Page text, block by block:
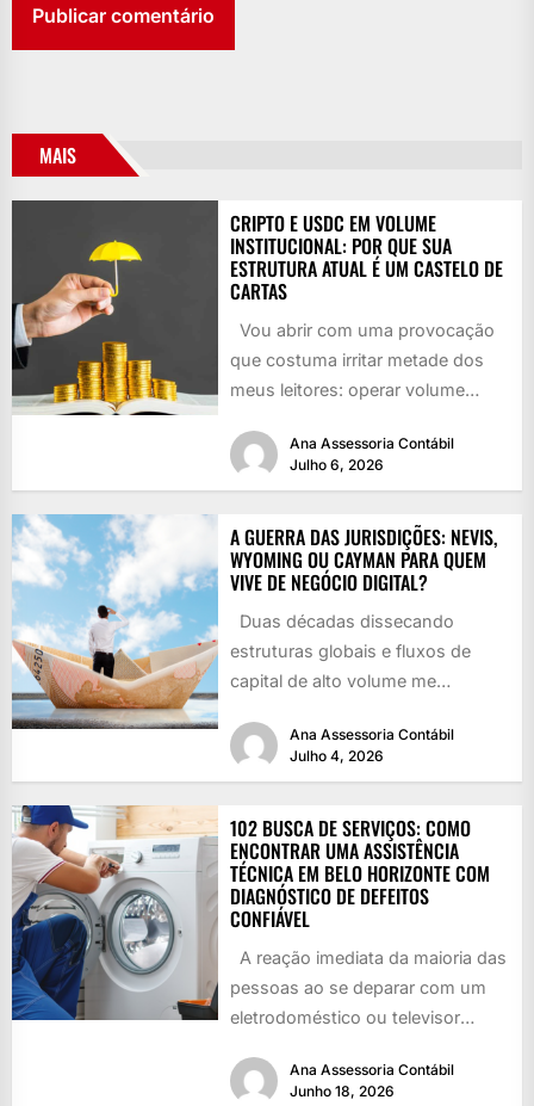
MAIS
CRIPTO E USDC EM VOLUME
INSTITUCIONAL: POR QUE SUA
ESTRUTURA ATUAL É UM CASTELO DE
CARTAS
Vou abrir com uma provocação
que costuma irritar metade dos
meus leitores: operar volume
CNPJ... Ana Assessoria Contábil
Julho 6, 2026
A GUERRA DAS JURISDIÇÕES: NEVIS,
WYOMING OU CAYMAN PARA QUEM
VIVE DE NEGÓCIO DIGITAL?
Duas décadas dissecando
estruturas globais e fluxos de
capital de alto volume me
observação:...Ana Assessoria Contábil
Julho 4, 2026
102 BUSCA DE SERVIÇOS: COMO
ENCONTRAR UMA ASSISTÊNCIA
TÉCNICA EM BELO HORIZONTE COM
DIAGNÓSTICO DE DEFEITOS
CONFIÁVEL
A reação imediata da maioria das
pessoas ao se deparar com um
eletrodoméstico ou televisor
Ana Assessoria Contábil
Junho 18, 2026